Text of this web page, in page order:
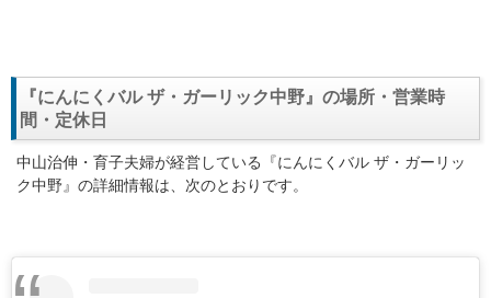
『にんにくバル ザ・ガーリック中野』の場所・営業時
間・定休日
中山治伸・育子夫婦が経営している『にんにくバル ザ・ガーリッ
ク中野』の詳細情報は、次のとおりです。